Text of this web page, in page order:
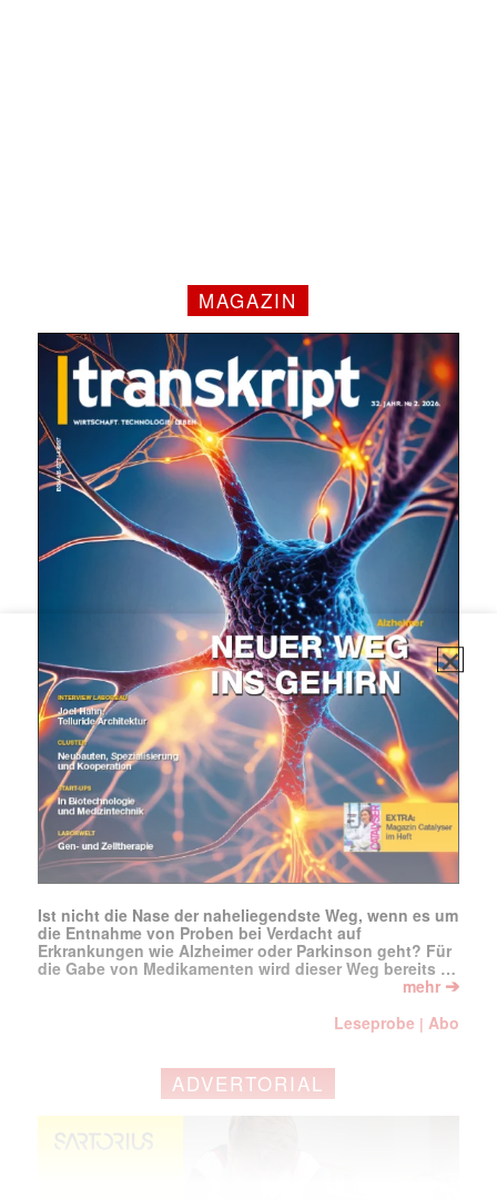
✕
MAGAZIN
Ist nicht die Nase der naheliegendste Weg, wenn es um
die Entnahme von Proben bei Verdacht auf
Erkrankungen wie Alzheimer oder Parkinson geht? Für
die Gabe von Medikamenten wird dieser Weg bereits …
mehr ➔
Leseprobe |Abo
ADVERTORIAL